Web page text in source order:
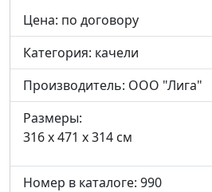
Цена: по договору
Категория: качели
Производитель: ООО "Лига"
Размеры:
316 x 471 x 314 см
Номер в каталоге: 990